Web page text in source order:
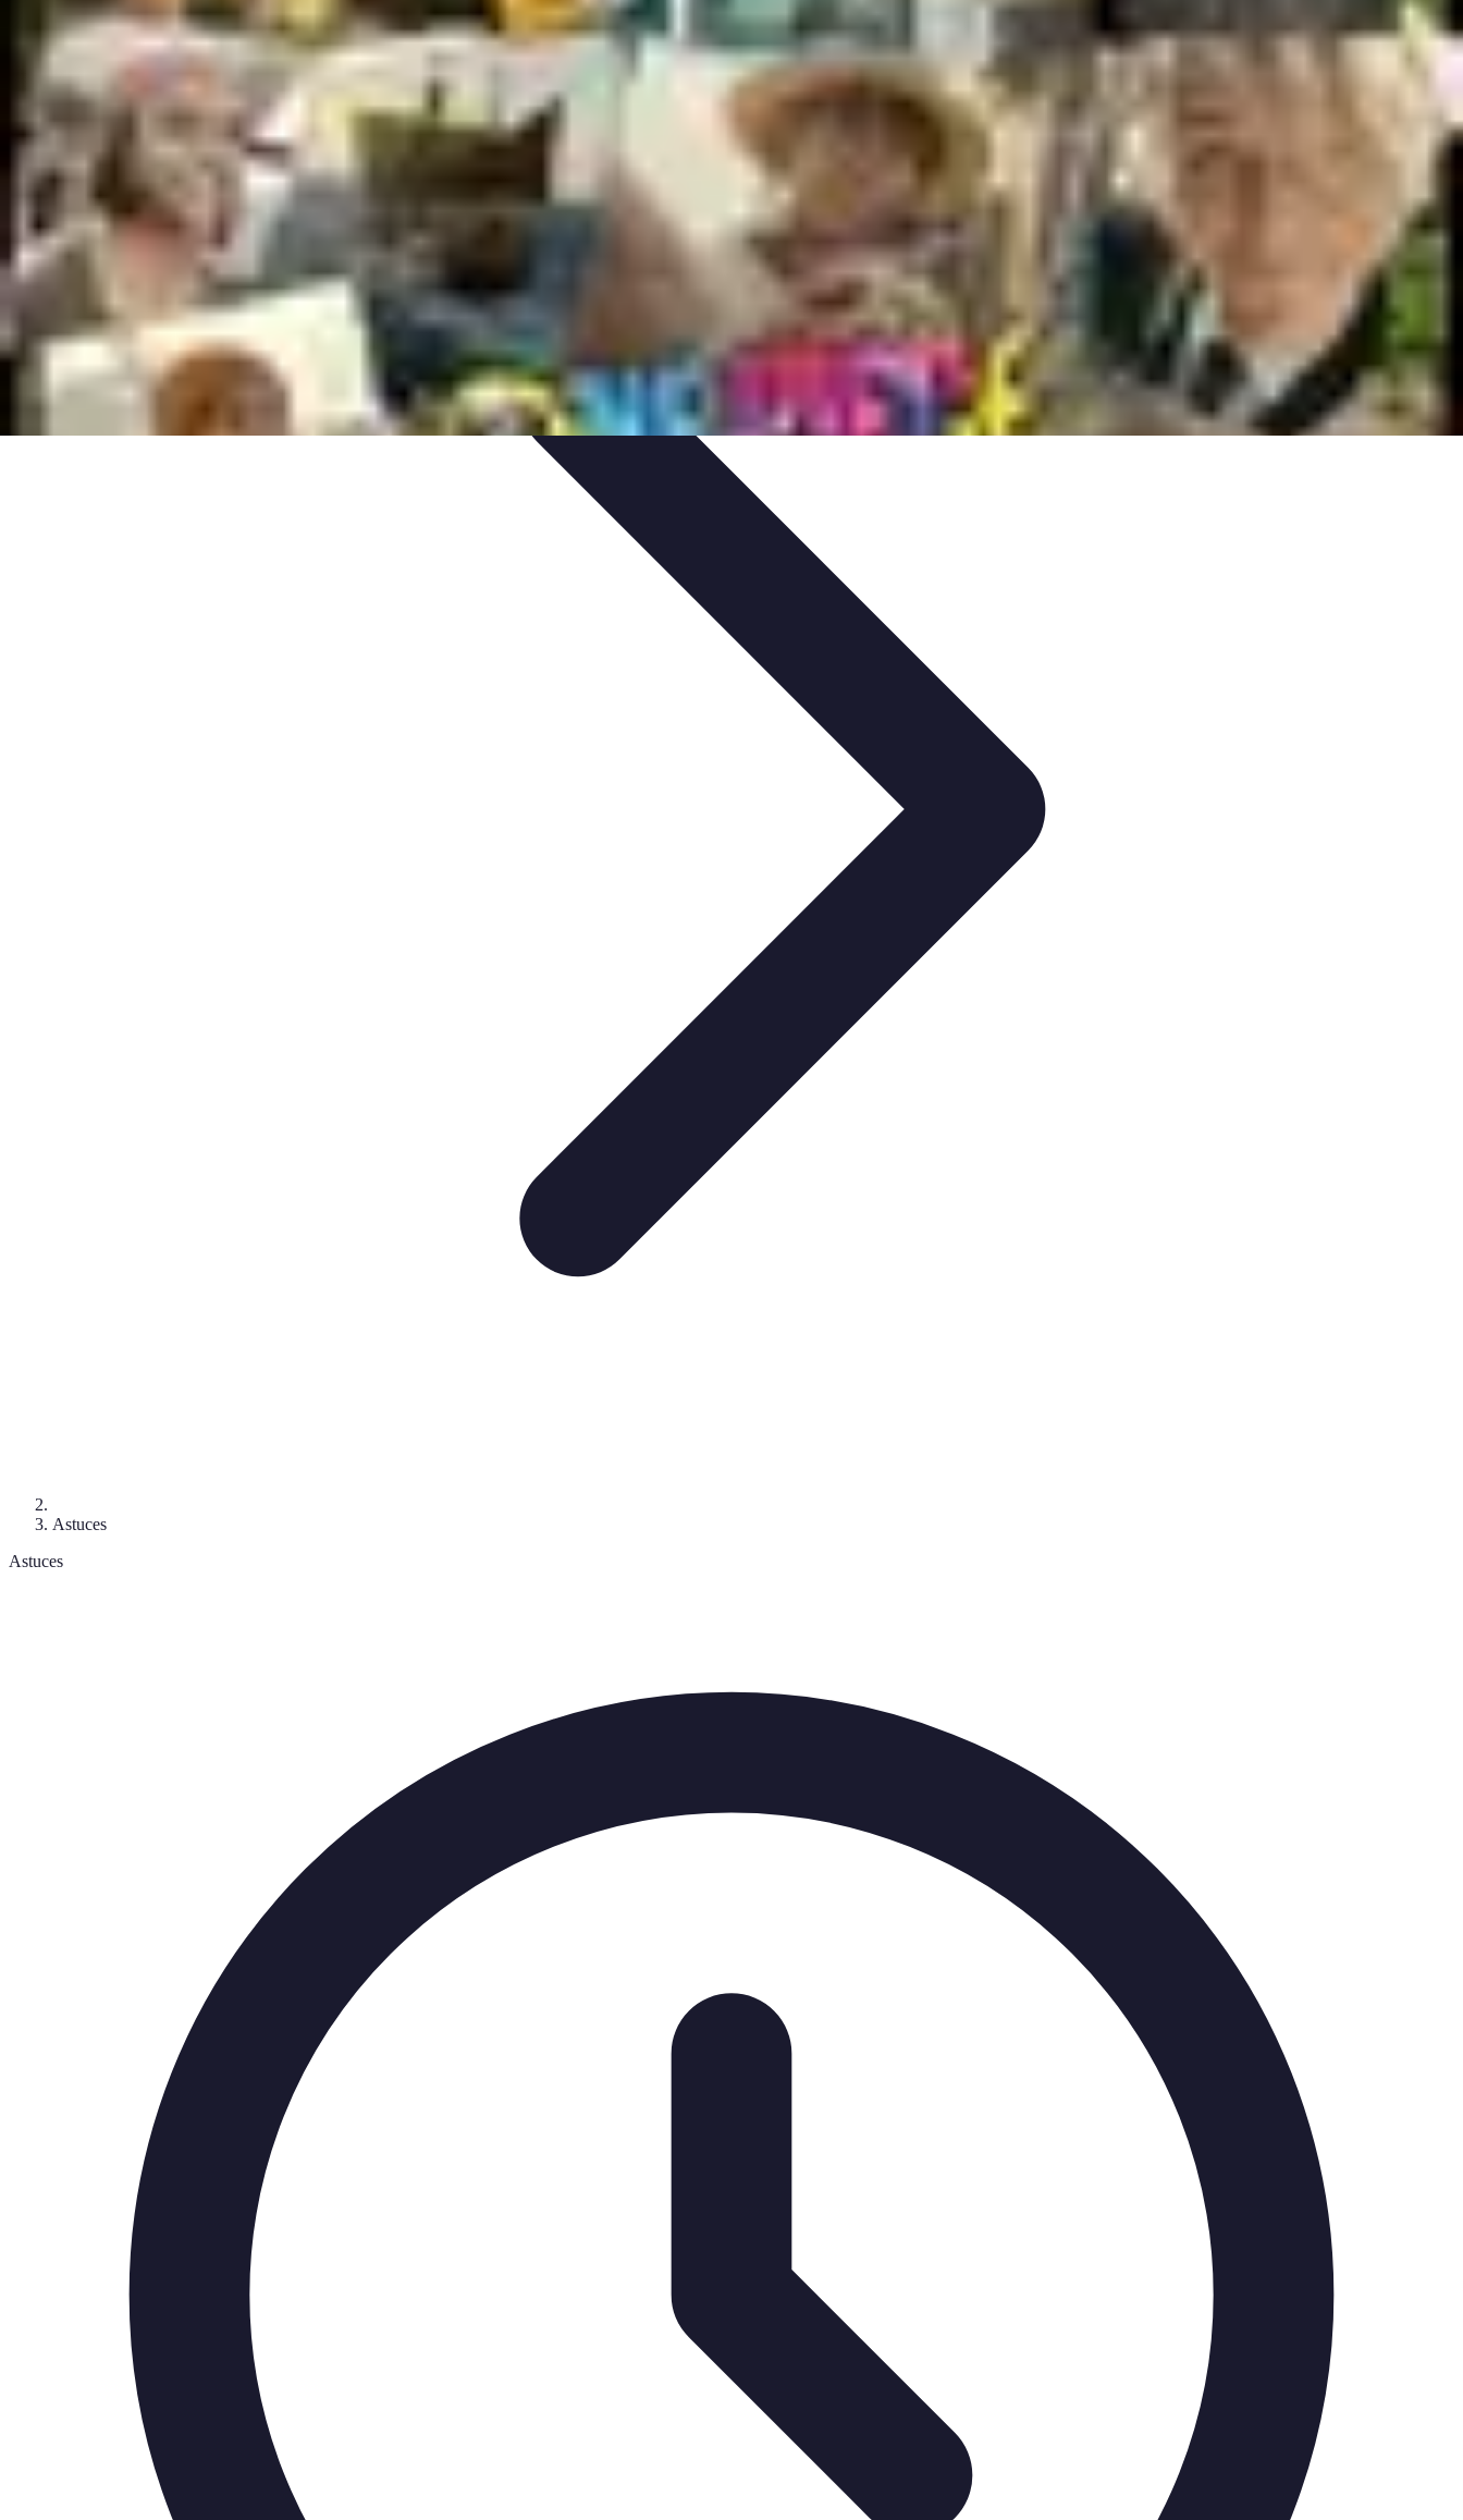
Trouver un Serrurier
Conseils pratiques Choisir un serrurierRecherche de serrurierConseils et AstucesSécurité
Trouver un Serrurier
Astuces
Astuces